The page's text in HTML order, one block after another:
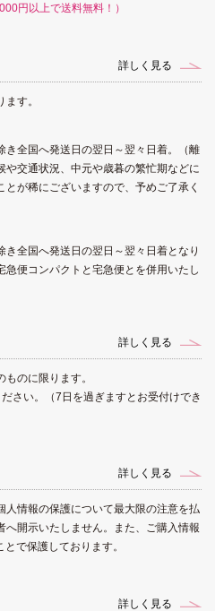
円以上で送料無料！）
詳しく見る
す。
き全国へ発送日の翌日～翌々日着。（離
交通状況、中元や歳暮の繁忙期などに
とが稀にございますので、予めご了承く
全国へ発送日の翌日～翌々日着となり
便コンパクトと宅急便とを併用いたし
詳しく見る
のに限ります。
さい。（7日を過ぎますとお受付けでき
詳しく見る
人情報の保護について最大限の注意を払
へ開示いたしません。また、ご購入情報
で保護しております。
詳しく見る